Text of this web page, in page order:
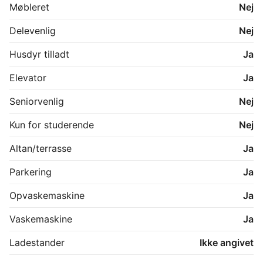
OBS! Billeder er fra prøvebolig!
Møbleret
Nej
Delevenlig
Nej
Husdyr tilladt
Ja
Elevator
Ja
Seniorvenlig
Nej
Kun for studerende
Nej
Altan/terrasse
Ja
Parkering
Ja
Opvaskemaskine
Ja
Vaskemaskine
Ja
Ladestander
Ikke angivet